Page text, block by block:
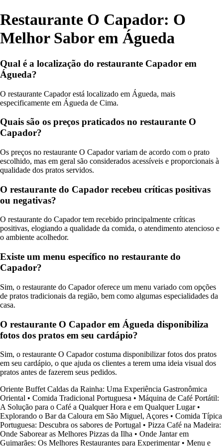
Restaurante O Capador: O
Melhor Sabor em Águeda
Qual é a localização do restaurante Capador em
Águeda?
O restaurante Capador está localizado em Águeda, mais
especificamente em Águeda de Cima.
Quais são os preços praticados no restaurante O
Capador?
Os preços no restaurante O Capador variam de acordo com o prato
escolhido, mas em geral são considerados acessíveis e proporcionais à
qualidade dos pratos servidos.
O restaurante do Capador recebeu críticas positivas
ou negativas?
O restaurante do Capador tem recebido principalmente críticas
positivas, elogiando a qualidade da comida, o atendimento atencioso e
o ambiente acolhedor.
Existe um menu específico no restaurante do
Capador?
Sim, o restaurante do Capador oferece um menu variado com opções
de pratos tradicionais da região, bem como algumas especialidades da
casa.
O restaurante O Capador em Águeda disponibiliza
fotos dos pratos em seu cardápio?
Sim, o restaurante O Capador costuma disponibilizar fotos dos pratos
em seu cardápio, o que ajuda os clientes a terem uma ideia visual dos
pratos antes de fazerem seus pedidos.
Oriente Buffet Caldas da Rainha: Uma Experiência Gastronômica
Oriental • Comida Tradicional Portuguesa • Máquina de Café Portátil:
A Solução para o Café a Qualquer Hora e em Qualquer Lugar•
Explorando o Bar da Caloura em São Miguel, Açores • Comida Típica
Portuguesa: Descubra os sabores de Portugal • Pizza Café na Madeira:
Onde Saborear as Melhores Pizzas da Ilha • Onde Jantar em
Guimarães: Os Melhores Restaurantes para Experimentar• Menu e